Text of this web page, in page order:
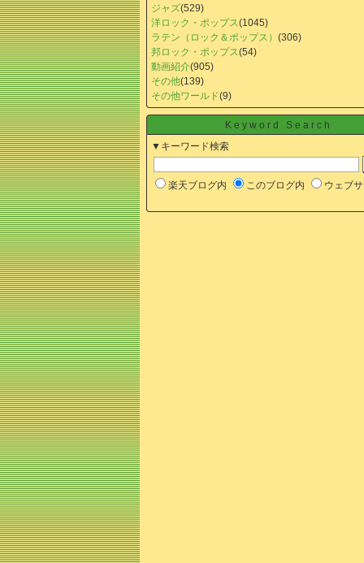
ジャズ(529)
洋ロック・ポップス(1045)
ラテン（ロック＆ポップス） (306)
邦ロック・ポップス(54)
動画紹介(905)
その他(139)
その他ワールド(9)
Keyword Search
▼キーワード検索
楽天ブログ内 このブログ内 ウェブ